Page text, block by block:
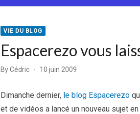
VIE DU BLOG
Espacerezo vous
ByCédric
Posted
10 juin 2009
Dimanche dernier, le blog Espacerezo
et de vidéos a lancé un nouveau sujet